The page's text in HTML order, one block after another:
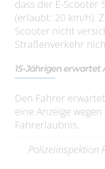
dass der E-Scooter
(erlaubt: 20 km/h).
Scooter nicht
Straßenverkehr
15-Jährigen erwartet
Den Fahrer
eine Anzeige
Fahrerlaubnis.
Polizeiinspektion